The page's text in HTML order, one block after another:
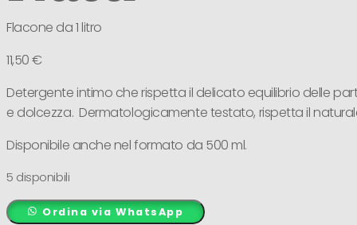
Flacone da 1 litro
11,50€
Detergente intimo che rispetta il delicato equilibrio delle
e dolcezza. Dermatologicamente testato, rispetta il
Disponibile anche nel formato da 500 ml.
5 disponibili
Ordina via WhatsApp